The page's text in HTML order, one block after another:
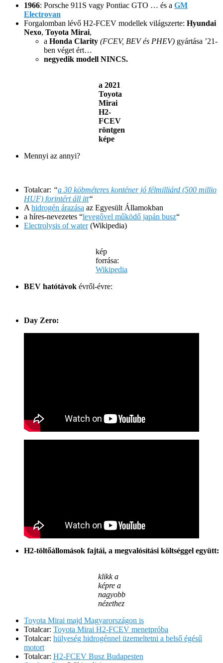
1966: Porsche 911S vagy Pontiac GTO … és a GM
Electrovan
Forgalomban lévő H2-FCEV modellek világszerte: Hyundai
Nexo, Toyota Mirai,
a Honda Clarity (FCEV, BEV és PHEV) gyártása ’21-
ben véget ért…
negyedik modell NINCS.
a 2021
Toyota
Mirai
H2-
FCEV
röntgen
képe
Mennyi az annyi?
Totalcar: “a 30 köbméteres konténer jó félmilliárd (500 millio
HUF) forintért áll itt“
A hidrogén árazása az Egyesült Államokban
a híres-nevezetes “levegővel működő japán busz“
Electrolysis of water(Wikipedia)
kép
forrása:
Wikipedia
BEV hatótávok évről-évre:
Day Zero:
H2-töltőállomások fajtái, a megvalósítási költséggel együtt:
klikk a
képre a
nagyobb
nézethez
Toyota Mirai majd Magyarországon is
Totalcar: Toyota Mirai H2-FCEV menetpróba
Totalcar: hülyeség hidrogénnel üzemeltetni a belső égésű
motort
Totalcar: H2-FCEV Busz Budapesten